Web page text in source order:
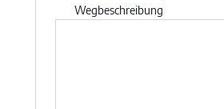
Wegbeschreibung